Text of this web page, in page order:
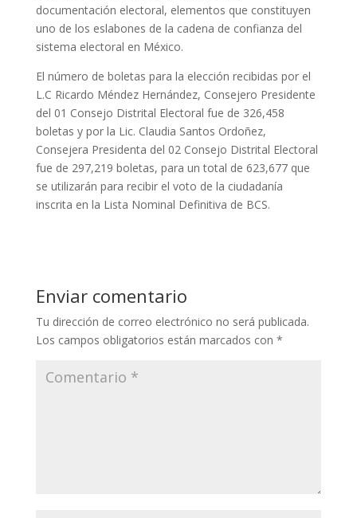
documentación electoral, elementos que constituyen
uno de los eslabones de la cadena de confianza del
sistema electoral en México.
El número de boletas para la elección recibidas por el
L.C Ricardo Méndez Hernández, Consejero Presidente
del 01 Consejo Distrital Electoral fue de 326,458
boletas y por la Lic. Claudia Santos Ordoñez,
Consejera Presidenta del 02 Consejo Distrital Electoral
fue de 297,219 boletas, para un total de 623,677 que
se utilizarán para recibir el voto de la ciudadanía
inscrita en la Lista Nominal Definitiva de BCS.
Enviar comentario
Tu dirección de correo electrónico no será publicada.
Los campos obligatorios están marcados con *